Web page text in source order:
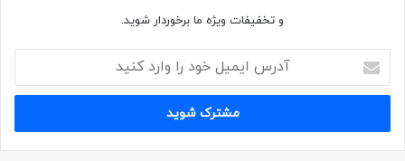
و تخفیفات ویژه ما برخوردار شوید.